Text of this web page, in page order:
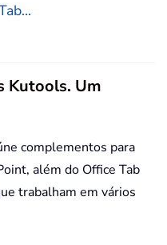
Kutools. Um
complementos para
além do Office Tab
trabalham em vários